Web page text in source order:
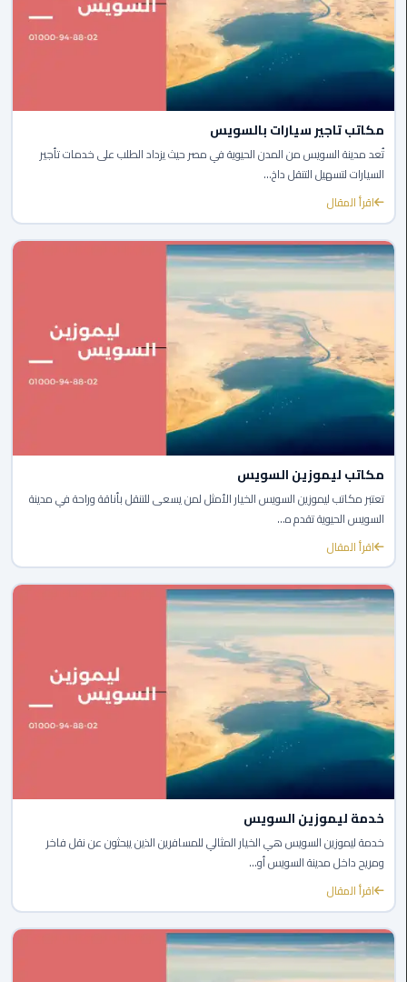
الى
مطار
ليموزين
الدقي
ليموزين
من
القاهرة
للاسكندرية
ليموزين
من
مطار
القاهرة
ليموزين
فيصل
ليموزين
من
مطار
برج
العرب
ليموزين
الهرم
ليموزين
من
مطار
برج
العرب
الى
الساحل
الشمالي
ليموزين
مكاتب تاجير سيارات بالسويس
تُعد مدينة السويس من المدن الحيوية في مصر حيث يزداد الطلب على خدمات تأجير
السيارات لتسهيل التنقل داخ...
اقرأ المقال
مكاتب ليموزين السويس
تعتبر مكاتب ليموزين السويس الخيار الأمثل لمن يسعى للتنقل بأناقة وراحة في مدينة
السويس الحيوية تقدم ه...
اقرأ المقال
خدمة ليموزين السويس
خدمة ليموزين السويس هي الخيار المثالي للمسافرين الذين يبحثون عن نقل فاخر
ومريح داخل مدينة السويس أو...
اقرأ المقال